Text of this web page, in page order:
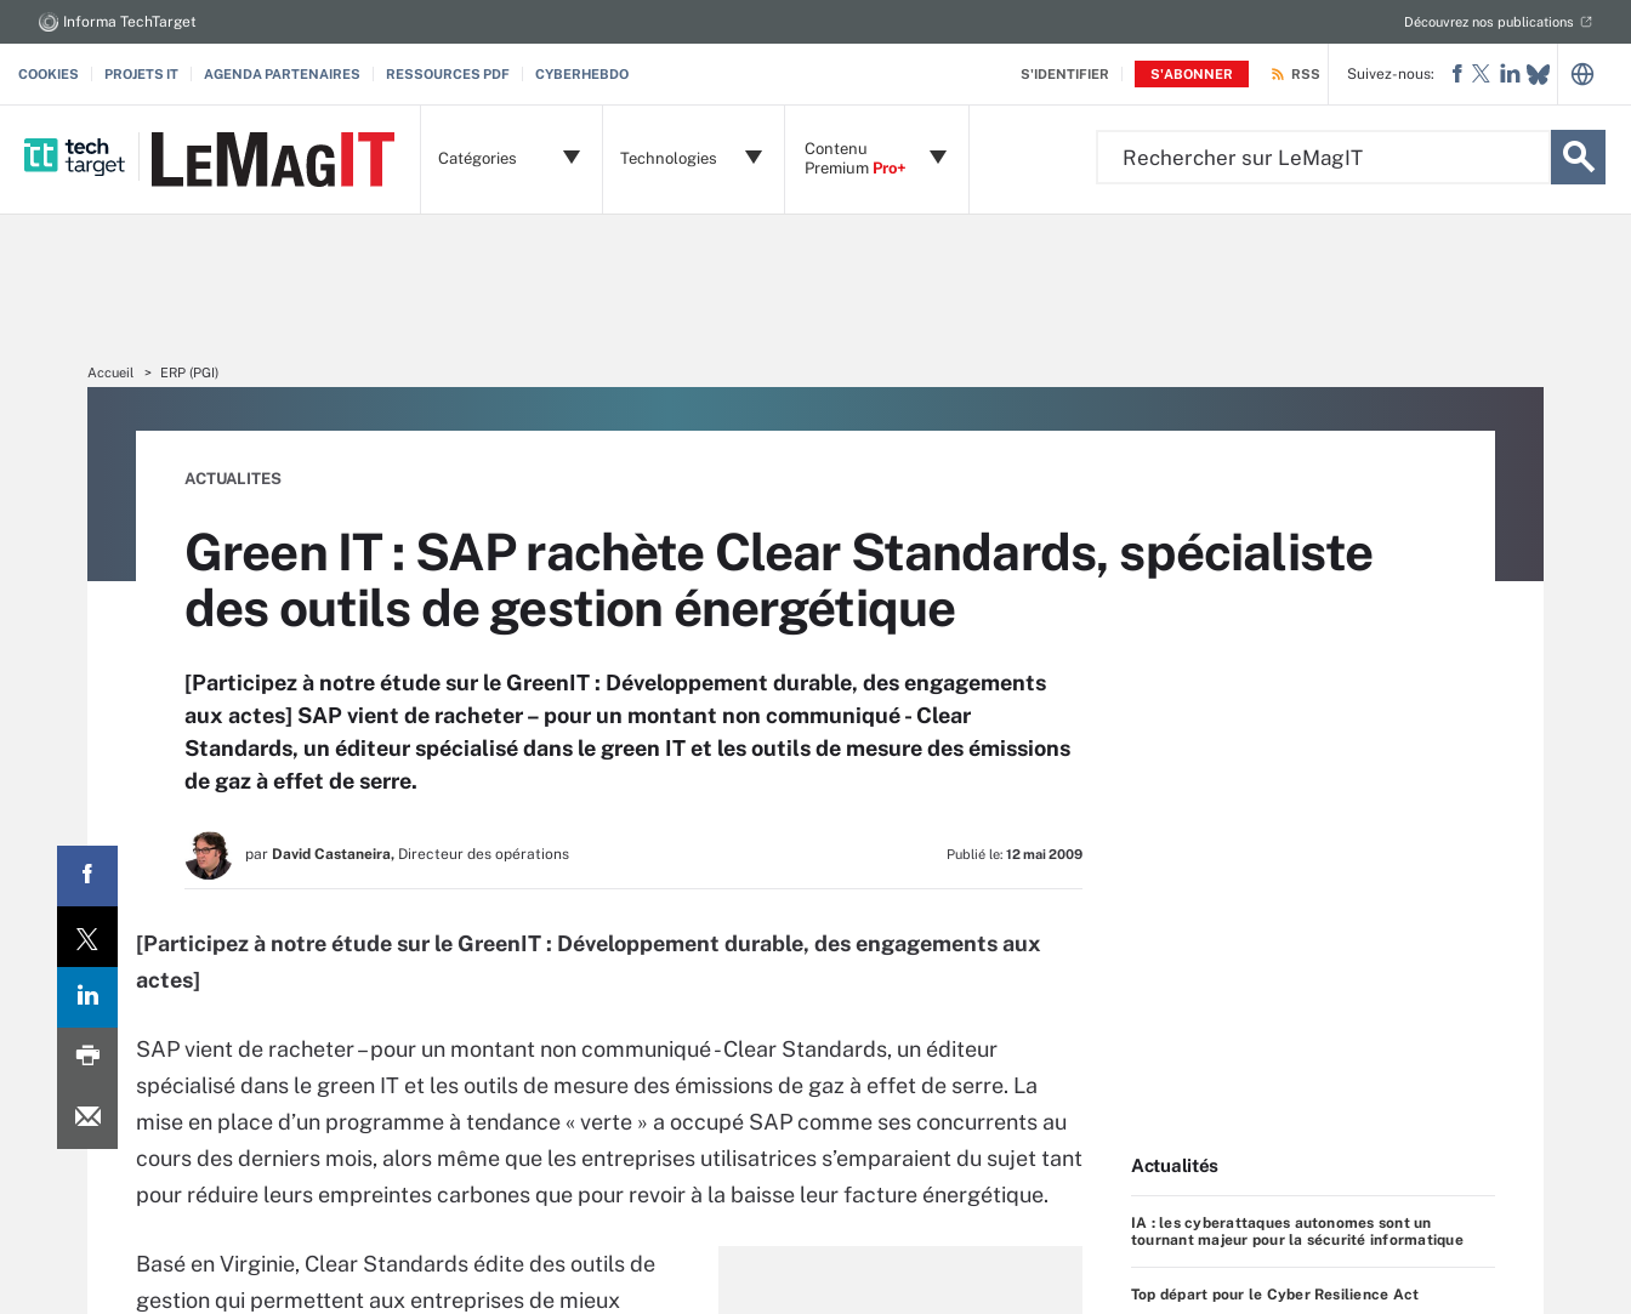
S'IDENTIFIER S'ABONNER
Informa TechTarget Découvrez nos publications
COOKIES PROJETS IT AGENDA PARTENAIRES RESSOURCES PDF CYBERHEBDO RSS
Catégories Technologies
Contenu
Premium Pro+
Suivez-nous:
Accueil ERP (PGI)
ACTUALITES
Green IT : SAP rachète Clear Standards, spécialiste
des outils de gestion énergétique
[Participez à notre étude sur le GreenIT : Développement durable, des engagements
aux actes] SAP vient de racheter – pour un montant non communiqué - Clear
Standards, un éditeur spécialisé dans le green IT et les outils de mesure des émissions
de gaz à effet de serre.
par David Castaneira, Directeur des opérations Publié le: 12 mai 2009
[Participez à notre étude sur le GreenIT : Développement durable, des engagements aux
actes]
SAP vient de racheter – pour un montant non communiqué - Clear Standards, un éditeur
spécialisé dans le green IT et les outils de mesure des émissions de gaz à effet de serre. La
mise en place d’un programme à tendance « verte » a occupé SAP comme ses concurrents au
cours des derniers mois, alors même que les entreprises utilisatrices s’emparaient du sujet tant
pour réduire leurs empreintes carbones que pour revoir à la baisse leur facture énergétique.
Basé en Virginie, Clear Standards édite des outils de
gestion qui permettent aux entreprises de mieux
Actualités
IA : les cyberattaques autonomes sont un
tournant majeur pour la sécurité informatique
Top départ pour le Cyber Resilience Act